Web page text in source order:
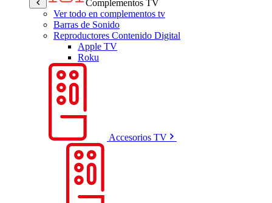
Complementos TV
Ver todo en complementos tv
Barras de Sonido
Reproductores Contenido Digital
Apple TV
Roku
Accesorios TV